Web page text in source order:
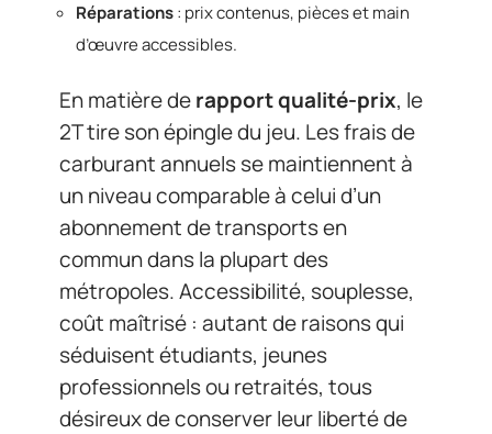
Réparations: prix contenus, pièces et main
d’œuvre accessibles.
En matière derapport qualité-prix, le
2T tire son épingle du jeu. Les frais de
carburant annuels se maintiennent à
un niveau comparable à celui d’un
abonnement de transports en
commun dans la plupart des
métropoles. Accessibilité, souplesse,
coût maîtrisé : autant de raisons qui
séduisent étudiants, jeunes
professionnels ou retraités, tous
désireux de conserver leur liberté de